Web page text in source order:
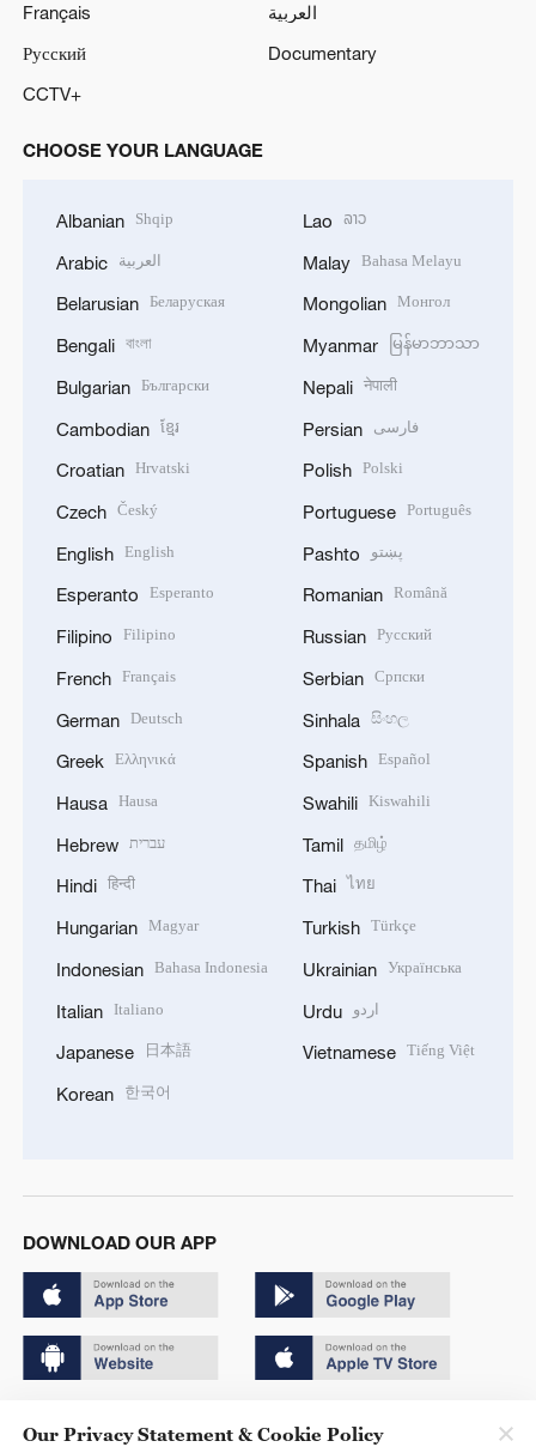
Français
العربية
Русский
Documentary
CCTV+
CHOOSE YOUR LANGUAGE
Albanian Shqip
Arabic العربية
Belarusian Беларуская
Bengali বাংলা
Bulgarian Български
Cambodian ខ្មែរ
Croatian Hrvatski
Czech Český
English English
Esperanto Esperanto
Filipino Filipino
French Français
German Deutsch
Greek Ελληνικά
Hausa Hausa
Hebrew עברית
Hindi हिन्दी
Hungarian Magyar
Indonesian Bahasa Indonesia
Italian Italiano
Japanese 日本語
Korean 한국어
Lao ລາວ
Malay Bahasa Melayu
Mongolian Монгол
Myanmar မြန်မာဘာသာ
Nepali नेपाली
Persian فارسی
Polish Polski
Portuguese Português
Pashto پښتو
Romanian Română
Russian Русский
Serbian Српски
Sinhala සිංහල
Spanish Español
Swahili Kiswahili
Tamil தமிழ்
Thai ไทย
Turkish Türkçe
Ukrainian Українська
Urdu اردو
Vietnamese Tiếng Việt
DOWNLOAD OUR APP
Our Privacy Statement & Cookie Policy